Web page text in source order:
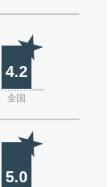
4.2
全国
5.0